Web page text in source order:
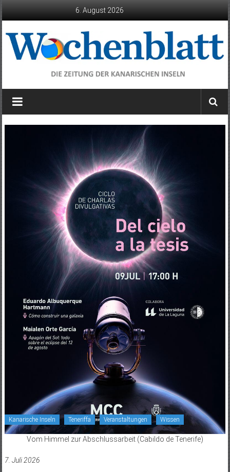
6. August 2026
Wochenblatt
die
Kanarische Inseln Teneriffa Veranstaltungen Wissen
Vom Himmel zur Abschlussarbeit (Cabildo de Tenerife)
7. Juli 2026